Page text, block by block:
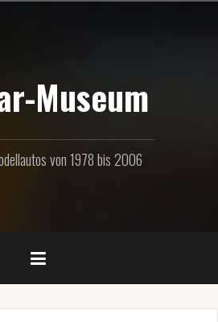
Museum
von 1978 bis 2006